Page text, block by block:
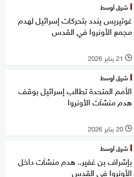
شرق أوسط
غوتيريس يندد بتحركات إسرائيل لهدم
مجمع الأونروا في القدس
l 21 يناير 2026
شرق أوسط
الأمم المتحدة تطالب إسرائيل بوقف
هدم منشآت الأونروا
l 20 يناير 2026
شرق أوسط
بإشراف بن غفير.. هدم منشآت داخل
الأونروا في القدس